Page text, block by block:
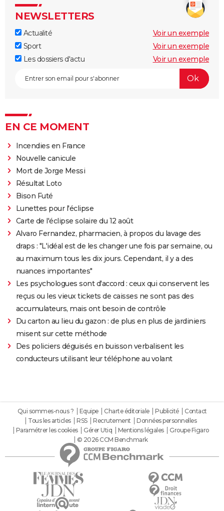
NEWSLETTERS
Actualité
Voir un exemple
Sport
Voir un exemple
Les dossiers d'actu
Voir un exemple
EN CE MOMENT
Incendies en France
Nouvelle canicule
Mort de Jorge Messi
Résultat Loto
Bison Futé
Lunettes pour l'éclipse
Carte de l'éclipse solaire du 12 août
Alvaro Fernandez, pharmacien, à propos du lavage des
draps : "L'idéal est de les changer une fois par semaine, ou
au maximum tous les dix jours. Cependant, il y a des
nuances importantes"
Les psychologues sont d'accord : ceux qui conservent les
reçus ou les vieux tickets de caisses ne sont pas des
accumulateurs, mais ont besoin de contrôle
Du carton au lieu du gazon : de plus en plus de jardiniers
misent sur cette méthode
Des policiers déguisés en buisson verbalisent les
conducteurs utilisant leur téléphone au volant
Qui sommes-nous ? Equipe Charte éditoriale Publicité
Contact
Tous les articles
RSS Recrutement
Données personnelles
Paramétrer les cookies
Gérer Utiq Mentions légales
Groupe Figaro
© 2026 CCM Benchmark